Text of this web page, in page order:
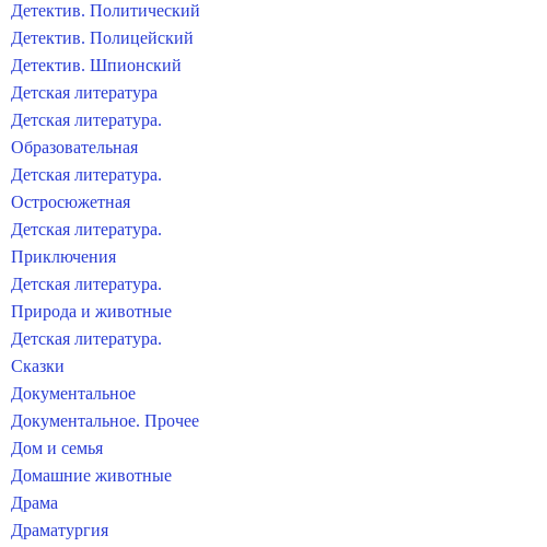
Детектив. Политический
Детектив. Полицейский
Детектив. Шпионский
Детская литература
Детская литература.
Образовательная
Детская литература.
Остросюжетная
Детская литература.
Приключения
Детская литература.
Природа и животные
Детская литература.
Сказки
Документальное
Документальное. Прочее
Дом и семья
Домашние животные
Драма
Драматургия